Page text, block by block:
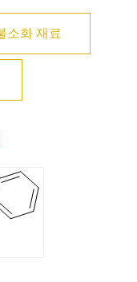
소화 재료